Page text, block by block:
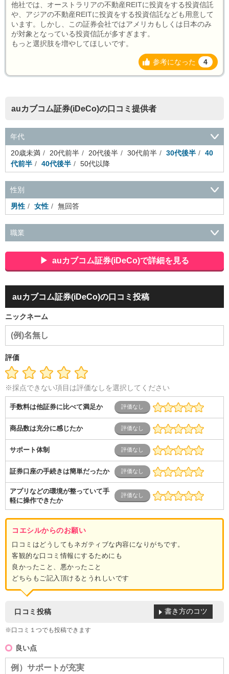
他社では、オーストラリアの不動産REITに投資をする投資信託
や、アジアの不動産REITに投資をする投資信託なども用意して
います。しかし、この証券会社ではアメリカもしくは日本のみ
が対象となっている投資信託が多すぎます。
もっと選択肢を増やしてほしいです。
参考になった 4
auカブコム証券(iDeCo)の口コミ提供者
年代
20歳未満
20代前半 20代後半 30代前半 30代後半
40
代前半
40代後半 50代以降
性別
男性
女性 無回答
職業
ポーツ関連
広告・マスコミ
接客・小売・流通・外食・食
品
アミューズメント・エンターテイメント・ゲーム関連
美
ダル・葬祭
メディア職
クリエイティブ・デザイン・映像・
音響
芸能・イベント・コンパニオン
ITエンジニア（システ
ム開発・SE・インフラ）
導体・制御）
警備・交通・建築・土木技術職
医療・福祉・
介護
その他
ス
士業・コンサルティング 金融・商社
不動産・保険・サ
ービス
専業主婦（夫）
営業
auカブコム証券(iDeCo)で詳細を見る
auカブコム証券(iDeCo)の口コミ投稿
ニックネーム
評価
※採点できない項目は評価なしを選択してください
手数料は他証券に比べて満足か
商品数は充分に感じたか
サポート体制
証券口座の手続きは簡単だったか
アプリなどの環境が整っていて手
軽に操作できたか
コエシルからのお願い
口コミはどうしてもネガティブな内容になりがちです。
客観的な口コミ情報にするためにも
良かったこと、悪かったこと
どちらもご記入頂けるとうれしいです
口コミ投稿
※口コミ１つでも投稿できます
書き方のコツ
良い点